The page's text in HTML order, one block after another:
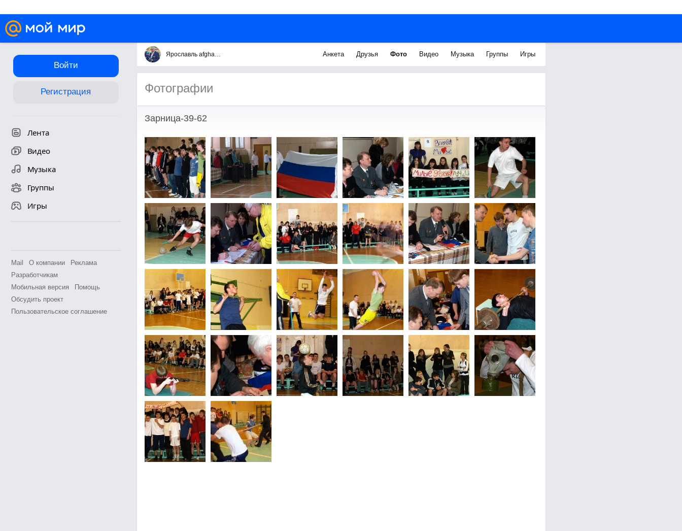
Войти
Регистрация
Лента
Видео
Музыка
Группы
Игры
Mail О компании
Реклама
Разработчикам
Мобильная версия
Помощь
Обсудить проект
Пользовательское соглашение
Ярославль afghan-yar Анкета Друзья Фото Видео Музыка Группы Игры
Фотографии
Зарница-39-62